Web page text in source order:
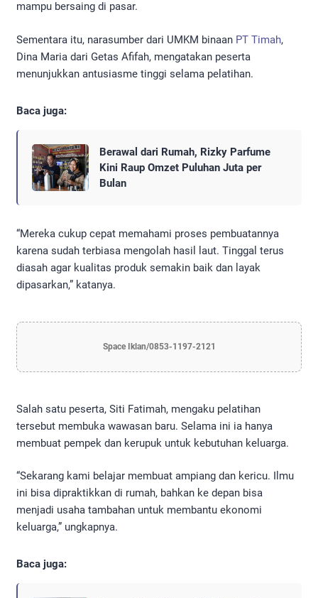
mampu bersaing di pasar.
Sementara itu, narasumber dari UMKM binaan PT Timah,
Dina Maria dari Getas Afifah, mengatakan peserta
menunjukkan antusiasme tinggi selama pelatihan.
Baca juga:
Berawal dari Rumah, Rizky Parfume
Kini Raup Omzet Puluhan Juta per
Bulan
“Mereka cukup cepat memahami proses pembuatannya
karena sudah terbiasa mengolah hasil laut. Tinggal terus
diasah agar kualitas produk semakin baik dan layak
dipasarkan,” katanya.
Space Iklan/0853-1197-2121
Salah satu peserta, Siti Fatimah, mengaku pelatihan
tersebut membuka wawasan baru. Selama ini ia hanya
membuat pempek dan kerupuk untuk kebutuhan keluarga.
“Sekarang kami belajar membuat ampiang dan kericu. Ilmu
ini bisa dipraktikkan di rumah, bahkan ke depan bisa
menjadi usaha tambahan untuk membantu ekonomi
keluarga,” ungkapnya.
Baca juga: